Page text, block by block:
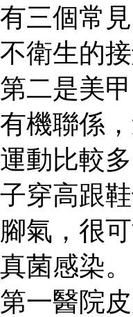
三個常
衛生的
二是美
機聯係
動比較
穿高跟
氣，很
菌感染。
一醫院